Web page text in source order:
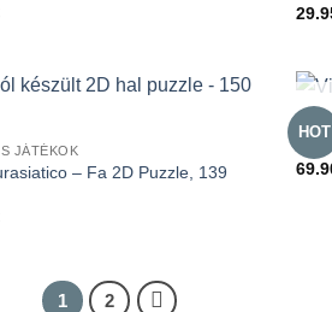
JÁTÉKOK
– Fa 2D Puzzle, 139
HOT
1 2